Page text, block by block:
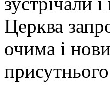
Церква
очима і